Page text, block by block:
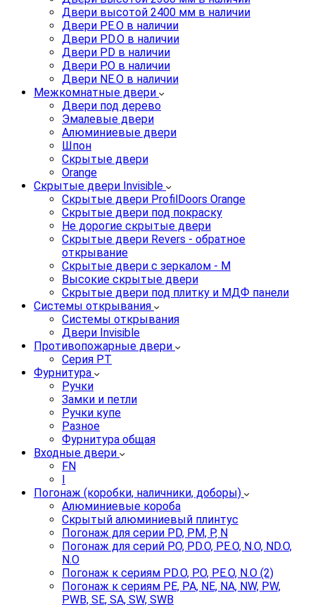
Двери высотой 2400 мм в наличии
Двери PE.O в наличии
Двери PD.O в наличии
Двери PD в наличии
Двери P.O в наличии
Двери NE.O в наличии
Межкомнатные двери
Двери под дерево
Эмалевые двери
Алюминиевые двери
Шпон
Скрытые двери
Orange
Скрытые двери Invisible
Скрытые двери ProfilDoors Orange
Скрытые двери под покраску
Не дорогие скрытые двери
Скрытые двери Revers - обратное
открывание
Скрытые двери с зеркалом - M
Высокие скрытые двери
Скрытые двери под плитку и МДФ панели
Системы открывания
Системы открывания
Двери Invisible
Противопожарные двери
Серия PT
Фурнитура
Ручки
Замки и петли
Ручки купе
Разное
Фурнитура общая
Входные двери
FN
I
Погонаж (коробки, наличники, доборы)
Алюминиевые короба
Скрытый алюминиевый плинтус
Погонаж для серии PD, PM, P, N
Погонаж для серий P.O, PD.O, PE.O, N.O, ND.O,
N.O
Погонаж к сериям PD.O, P.O, PE.O, N.O (2)
Погонаж к сериям PE, PA, NE, NA, NW, PW,
PWB, SE, SA, SW, SWB